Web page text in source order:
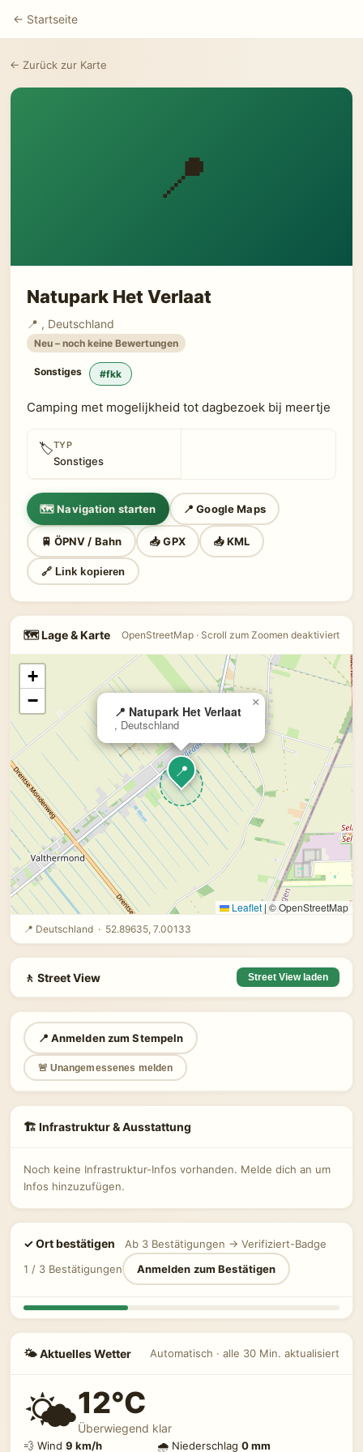
← Startseite
← Zurück zur Karte
📍
Natupark Het Verlaat
📍 , Deutschland
Neu – noch keine Bewertungen
Sonstiges #fkk
Camping met mogelijkheid tot dagbezoek bij meertje
🏷TYP
Sonstiges
🗺 Navigation starten 📍 Google Maps
🚆 ÖPNV / Bahn 📥 GPX 📥 KML
🔗 Link kopieren
🗺 Lage & Karte OpenStreetMap · Scroll zum Zoomen deaktiviert
📍
📍 Natupark Het Verlaat
, Deutschland
×
+
−
Leaflet | © OpenStreetMap
📍 Deutschland · 52.89635, 7.00133
🚶 Street View Street View laden
📍 Anmelden zum Stempeln
🚨 Unangemessenes melden
🏗 Infrastruktur & Ausstattung
Noch keine Infrastruktur-Infos vorhanden. Melde dich an um
Infos hinzuzufügen.
✓ Ort bestätigen
Ab 3 Bestätigungen → Verifiziert-Badge
1 / 3 Bestätigungen
Anmelden zum Bestätigen
🌤 Aktuelles Wetter Automatisch · alle 30 Min. aktualisiert
🌤️12°C
Überwiegend klar
💨 Wind 9 km/h 🌧 Niederschlag 0 mm